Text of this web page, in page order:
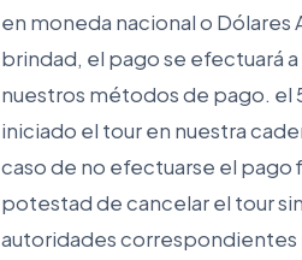
en moneda nacional o
brindad, el pago se efectuará
nuestros métodos de pago. el
iniciado el tour en nuestra
caso de no efectuarse el pago
potestad de cancelar el tour
autoridades